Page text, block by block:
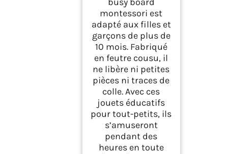
montessori est
adapté aux filles et
garçons de plus de
10 mois. Fabriqué
en feutre cousu, il
ne libère ni petites
pièces ni traces de
colle. Avec ces
jouets éducatifs
pour tout-petits, ils
s’amuseront
pendant des
heures en toute